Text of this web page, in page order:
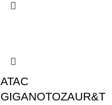
ATAC
GIGANOTOZAUR&T